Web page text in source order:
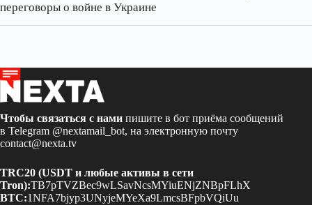
переговоры о войне в Украине
Чтобы связаться с нами пишите в бот приёма сообщений
в Telegram @nextamail_bot, на электронную почту
contact@nexta.tv
TRC20 (USDT и любые активы в сети
Tron):TB7pTVZBec9wLSavNcsMYiuENjZNBpFLhX
BTC:1NFA7bjyp3UNyjeMYeXa9LmcsBFpbVQiUu